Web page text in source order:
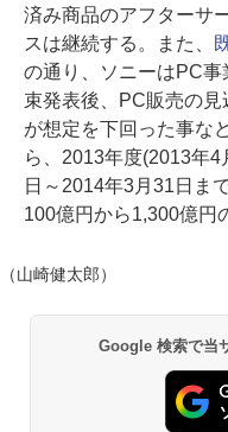
済み商品のアフターサ
スは継続する。また、
の通り、ソニーはPC事
束発表後、PC販売の見
が想定を下回った事な
ら、2013年度(2013年4
日～2014年3月31日ま
100億円から1,300億円
（山崎健太郎）
Google 検索で当